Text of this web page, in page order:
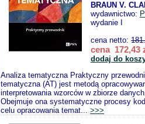
BRAUN V.
wydawnictwo:
wydanie I
cena netto:
cena 172,43
dodaj do
Analiza tematyczna Praktyczny
tematyczna (AT) jest metodą
interpretowania wzorców w zbiorze
Obejmuje ona systematyczne procesy
celu opracowania temat... >>>